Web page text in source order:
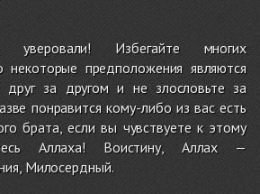
Избегайте многих
некоторые предположения являются
друг за другом и не злословьте за
понравится кому-либо из вас есть
брата, если вы чувствуете к этому
Аллаха! Воистину, Аллах —
Милосердный.